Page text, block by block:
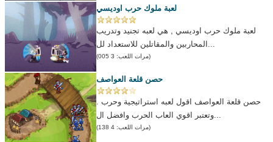
لعبة ملوك حرب اوديسي
لعبة ملوك حرب اوديسي , هي لعبه تجنيد وتدريب
(مرات اللعب: 3 005)
حصن قلعة العواصف
حصن قلعة العواصف اقول لعبه استراتيجية وحرب .
(مرات اللعب: 4 138)